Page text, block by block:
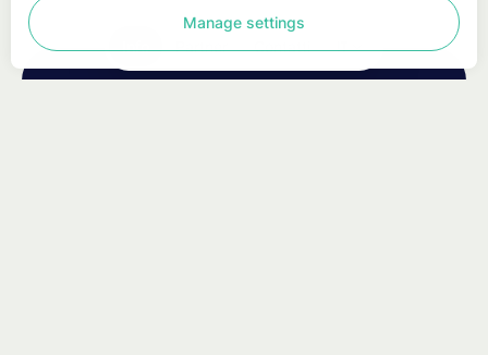
Info Partner Contatti
Manage settings